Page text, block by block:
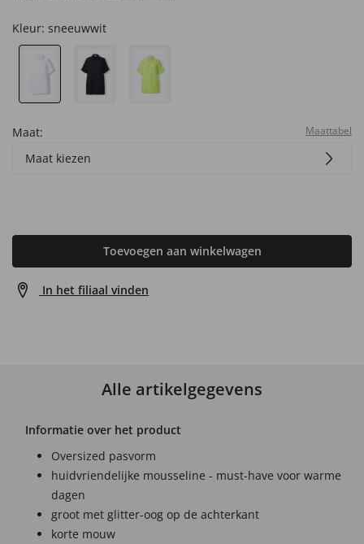
Kleur: sneeuwwit
Maat: Maattabel
Maat kiezen
Toevoegen aan winkelwagen
In het filiaal vinden
Alle artikelgegevens
Informatie over het product
Oversized pasvorm
huidvriendelijke mousseline - must-have voor warme
dagen
groot met glitter-oog op de achterkant
korte mouw